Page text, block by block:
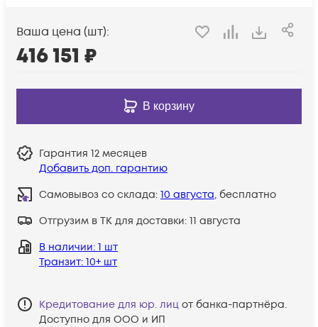
Ваша цена (шт):
416 151 ₽
В корзину
Гарантия 12 месяцев
Добавить доп. гарантию
Самовывоз со склада: 10 августа, бесплатно
Отгрузим в ТК для доставки: 11 августа
В наличии: 1 шт
Транзит: 10+ шт
Кредитование для юр. лиц от банка-партнёра.
Доступно для ООО и ИП